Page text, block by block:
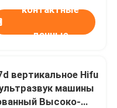
контактные
данные
вертикальное Hifu
машины
Высоко-